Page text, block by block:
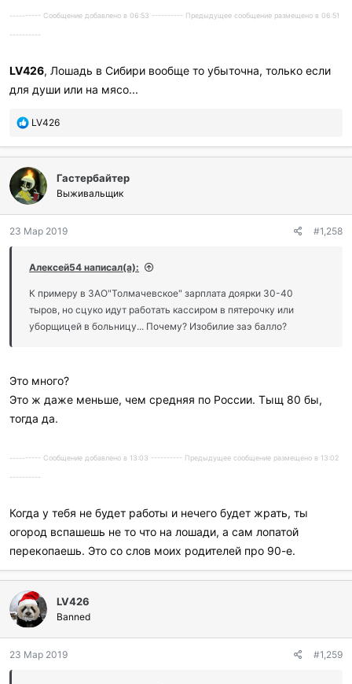
---------- Сообщение добавлено в 06:53 ---------- Предыдущее сообщение размещено в 06:51
----------
LV426, Лошадь в Сибири вообще то убыточна, только если
для души или на мясо...
П
б
л
а
г
о
а
и
и
:
LV426
Гастербайтер
Выживальщик
23 Мар 2019 #1,258
Алексей54 написал(а):
К примеру в ЗАО"Толмачевское" зарплата доярки 30-40
тыров, но сцуко идут работать кассиром в пятерочку или
уборщицей в больницу... Почему? Изобилие заэ балло?
Это много?
Это ж даже меньше, чем средняя по России. Тыщ 80 бы,
тогда да.
---------- Сообщение добавлено в 13:03 ---------- Предыдущее сообщение размещено в 13:02
----------
Когда у тебя не будет работы и нечего будет жрать, ты
огород вспашешь не то что на лошади, а сам лопатой
перекопаешь. Это со слов моих родителей про 90-е.
LV426
Banned
23 Мар 2019 #1,259